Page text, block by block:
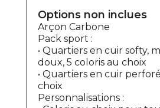
Options non inclues
Arçon Carbone
Pack sport :
• Quartiers en cuir softy,
doux, 5 coloris au choix
• Quartiers en cuir
choix
Personnalisations :